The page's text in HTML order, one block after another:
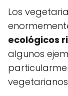
Los
ecológicos
algunos